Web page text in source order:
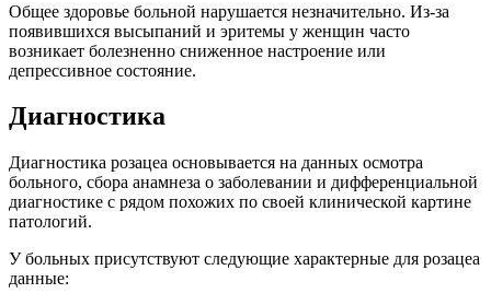
Общее здоровье больной нарушается незначительно. Из-за
появившихся высыпаний и эритемы у женщин часто
возникает болезненно сниженное настроение или
депрессивное состояние.
Диагностика
Диагностика розацеа основывается на данных осмотра
больного, сбора анамнеза о заболевании и дифференциальной
диагностике с рядом похожих по своей клинической картине
патологий.
У больных присутствуют следующие характерные для розацеа
данные: